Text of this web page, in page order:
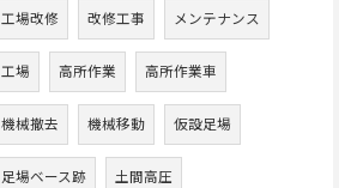
工場改修 改修工事 メンテナンス
工場 高所作業 高所作業車
機械撤去 機械移動 仮設足場
足場ベース跡 土間高圧